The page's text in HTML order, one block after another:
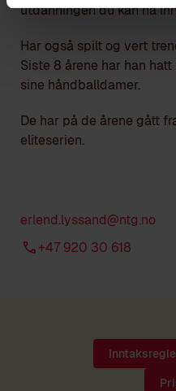
utdanningen du kan ha
Har også spilt og vert
Siste 8 årene har han
sine håndballdamer.
De har på de årene gått
eliteserien.
erlend.lyssand@ntg.no
+47 920 30 618